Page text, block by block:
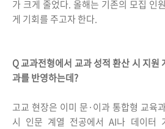
가 크게 줄었다. 올해는 기존의 모집 인
게 기회를 주고자 한다.
Q 교과전형에서 교과 성적 환산 시 지원
과를 반영하는데?
고교 현장은 이미 문·이과 통합형 교육
시 인문 계열 전공에서 AI나 데이터